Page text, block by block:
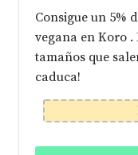
Consigue un 5%
vegana en Koro
tamaños que
caduca!